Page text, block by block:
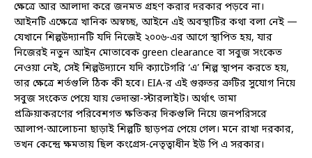
ক্ষেত্রে আর আলাদা করে জনমত গ্রহণ করার দরকার পড়বে না।
আইনটি এক্ষেত্রে খানিক অস্বচ্ছ, আইনে এই অবস্থাটির কথা বলা নেই —
যেখানে শিল্পউদ্যানটি যদি নিজেই ২০০৬-এর আগে স্থাপিত হয়, যার
নিজেরই নতুন আইন মোতাবেক green clearance বা সবুজ সংকেত
নেওয়া নেই, সেই শিল্পউদ্যানে যদি ক্যাটেগরি ‘এ’ শিল্প স্থাপন করতে হয়,
তার ক্ষেত্রে শর্তগুলি ঠিক কী হবে। EIA-র এই গুরুতর ত্রুটির সুযোগ নিয়ে
সবুজ সংকেত পেয়ে যায় ভেদান্তা-স্টারলাইট। অর্থাৎ তামা
প্রক্রিয়াকরণের পরিবেশগত ক্ষতিকর দিকগুলি নিয়ে জনপরিসরে
আলাপ-আলোচনা ছাড়াই শিল্পটি ছাড়পত্র পেয়ে গেল। মনে রাখা দরকার,
তখন কেন্দ্রে ক্ষমতায় ছিল কংগ্রেস-নেতৃত্বাধীন ইউ পি এ সরকার।